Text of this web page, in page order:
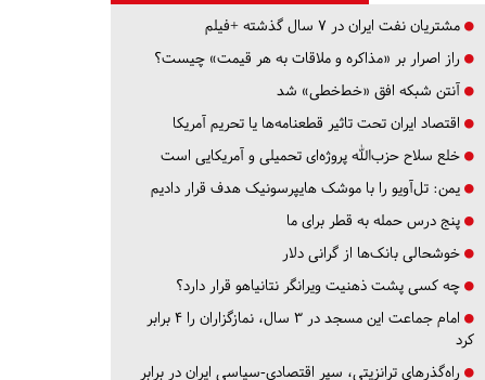
مشتریان نفت ایران در ۷ سال گذشته +فیلم
راز اصرار بر «مذاکره و ملاقات به هر قیمت» چیست؟
آنتن شبکه افق «خط‌خطی» شد
اقتصاد ایران تحت تاثیر قطعنامه‌ها یا تحریم‌ آمریکا
خلع سلاح حزب‌الله پروژه‌ای تحمیلی و آمریکایی است
یمن: تل‌آویو را با موشک هایپرسونیک هدف قرار دادیم
پنج درس‌ حمله به قطر برای ما
خوشحالی بانک‌ها از گرانی دلار
چه کسی پشت ذهنیت ویرانگر نتانیاهو قرار دارد؟
امام جماعت این مسجد در ۳ سال، نمازگزاران را ۴ برابر
کرد
راه‌گذرهای ترانزیتی، سپر اقتصادی-سیاسی ایران در برابر